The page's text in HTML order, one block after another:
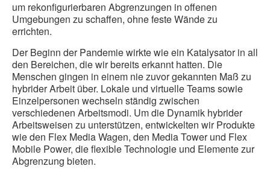
um rekonfigurierbaren Abgrenzungen in offenen
Umgebungen zu schaffen, ohne feste Wände zu
errichten.
Der Beginn der Pandemie wirkte wie ein Katalysator in all
den Bereichen, die wir bereits erkannt hatten. Die
Menschen gingen in einem nie zuvor gekannten Maß zu
hybrider Arbeit über. Lokale und virtuelle Teams sowie
Einzelpersonen wechseln ständig zwischen
verschiedenen Arbeitsmodi. Um die Dynamik hybrider
Arbeitsweisen zu unterstützen, entwickelten wir Produkte
wie den Flex Media Wagen, den Media Tower und Flex
Mobile Power, die flexible Technologie und Elemente zur
Abgrenzung bieten.